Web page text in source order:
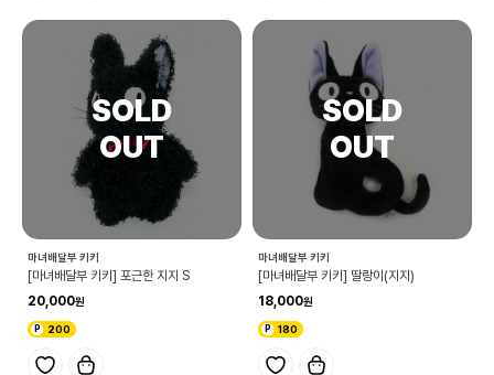
마녀배달부 키키
[마녀배달부 키키] 포근한 지지 S
20,000
200
마녀배달부 키키
[마녀배달부 키키] 딸랑이(지지)
18,000
180